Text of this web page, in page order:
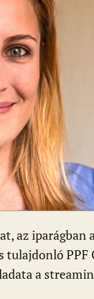
az iparágban
PPF
a